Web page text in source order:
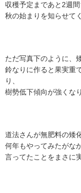
収穫予定まであと2週間
秋の始まりを知らせて
ただ写真下のように、
鈴なりに作ると果実重
り、
樹勢低下傾向が強くな
道法さんが無肥料の矮
何年もやってみたがな
言ってたことをまさに